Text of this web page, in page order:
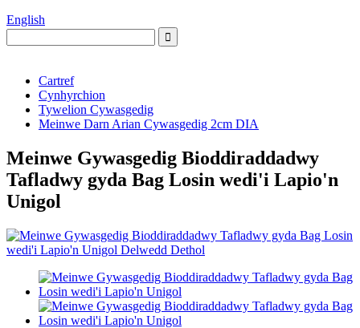
English
Cartref
Cynhyrchion
Tywelion Cywasgedig
Meinwe Darn Arian Cywasgedig 2cm DIA
Meinwe Gywasgedig Bioddiraddadwy
Tafladwy gyda Bag Losin wedi'i Lapio'n
Unigol